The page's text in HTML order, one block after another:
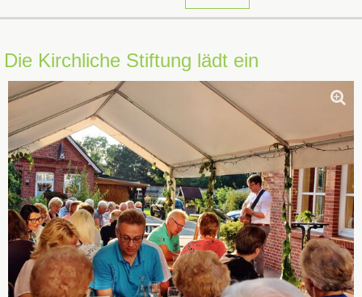
Die Kirchliche Stiftung lädt ein